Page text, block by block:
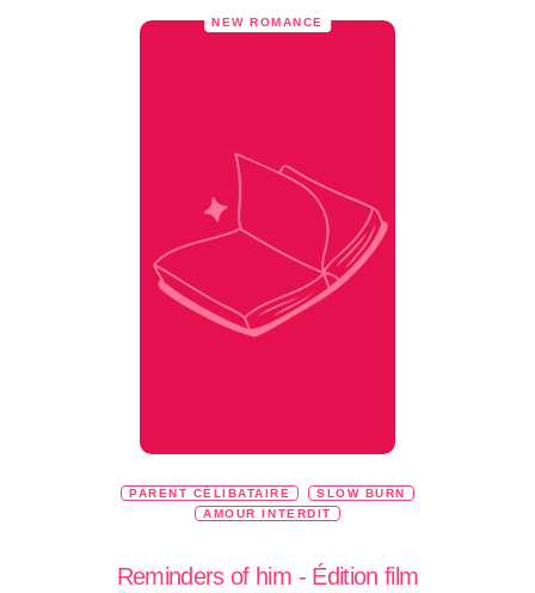
NEW ROMANCE
PARENT CÉLIBATAIRE
SLOW BURN
AMOUR INTERDIT
Reminders of him - Édition film